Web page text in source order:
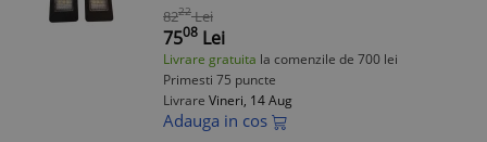
8222 Lei
7508 Lei
Livrare gratuita la comenzile de 700 lei
Primesti 75 puncte
Livrare Vineri, 14 Aug
Adauga in cos